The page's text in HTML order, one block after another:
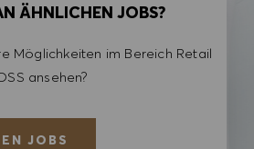
ÄHNLICHEN JOBS?
Möglichkeiten im Bereich Retail
ansehen?
JOBS